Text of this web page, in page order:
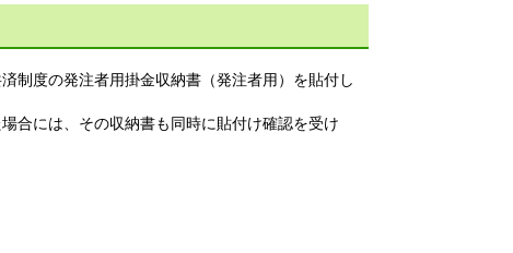
制度の発注者用掛金収納書（発注者用）を貼付し
合には、その収納書も同時に貼付け確認を受け